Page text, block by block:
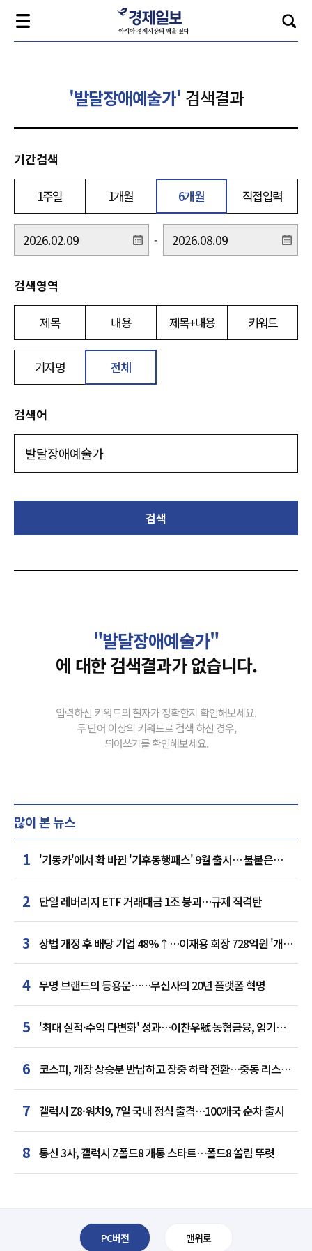
'발달장애예술가' 검색결과
기간검색
1주일 1개월 6개월 직접입력
-
검색영역
제목 내용 제목+내용 키워드
기자명 전체
검색어
검색
"발달장애예술가"
에 대한 검색결과가 없습니다.
입력하신 키워드의 철자가 정확한지 확인해보세요.
두 단어 이상의 키워드로 검색 하신 경우,
띄어쓰기를 확인해보세요.
많이 본 뉴스
1 '기동카'에서 확 바뀐 '기후동행패스' 9월 출시… 불붙은
카드사 경쟁
2 단일 레버리지 ETF 거래대금 1조 붕괴…규제 직격탄
3
상법 개정 후 배당 기업 48%↑…이재용 회장 728억원 '개인
최다'
4 무명 브랜드의 등용문……무신사의 20년 플랫폼 혁명
5 '최대 실적·수익 다변화' 성과…이찬우號 농협금융, 임기
말년 성장 박차
6 코스피, 개장 상승분 반납하고 장중 하락 전환…중동 리스크·
美 경계감
7 갤럭시 Z8·워치9, 7일 국내 정식 출격…100개국 순차 출시
8 통신 3사, 갤럭시 Z폴드8 개통 스타트…폴드8 쏠림 뚜렷
PC버전 맨위로